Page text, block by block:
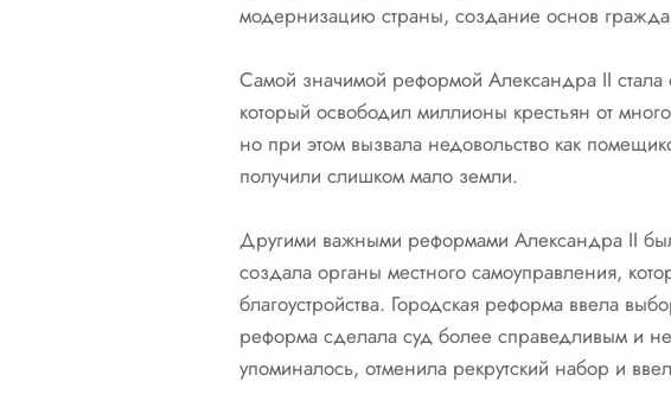
модернизацию страны, создание основ
Самой значимой реформой Александра II
который освободил миллионы крестьян от
но при этом вызвала недовольство как
получили слишком мало земли.
Другими важными реформами Александра II
создала органы местного самоуправления,
благоустройства. Городская реформа ввела
реформа сделала суд более справедливым и
упоминалось, отменила рекрутский набор и